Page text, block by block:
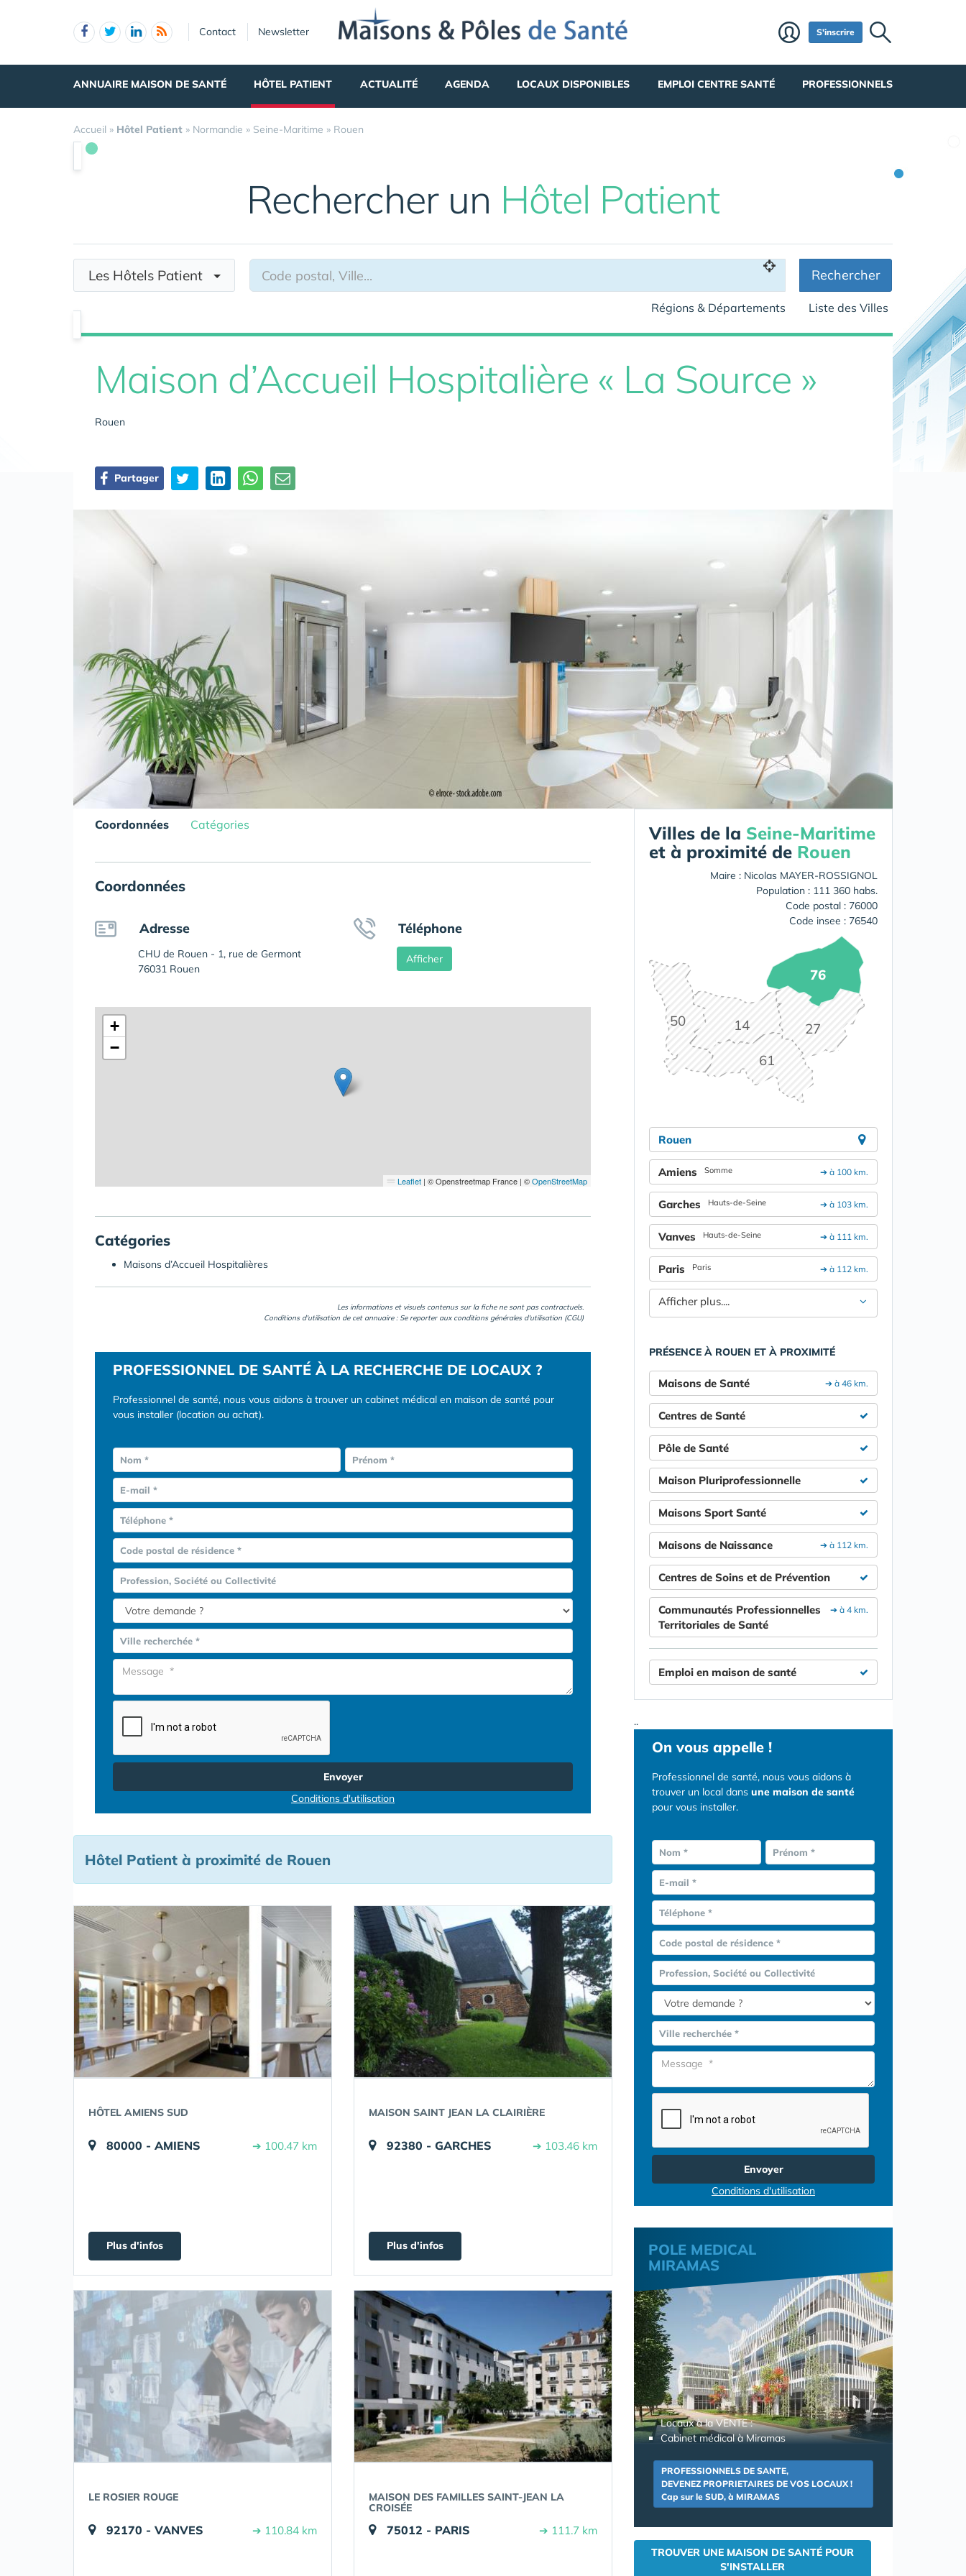
Contact Newsletter S'inscrire
ANNUAIRE MAISON DE SANTÉ HÔTEL PATIENT ACTUALITÉ AGENDA LOCAUX DISPONIBLES EMPLOI CENTRE SANTÉ PROFESSIONNELS
Accueil » Hôtel Patient » Normandie » Seine-Maritime » Rouen
Rechercher un Hôtel Patient
Les Hôtels Patient Rechercher
Régions & Départements Liste des Villes
Maison d’Accueil Hospitalière « La Source »
Rouen
Partager
Coordonnées Catégories
Coordonnées
Adresse
CHU de Rouen - 1, rue de Germont
76031 Rouen
Téléphone
Afficher
+
−
Leaflet | © Openstreetmap France | ©OpenStreetMap
Catégories
Maisons d’Accueil Hospitalières
Les informations et visuels contenus sur la fiche ne sont pas contractuels.
Conditions d'utilisation de cet annuaire : Se reporter aux conditions générales d'utilisation (CGU)
PROFESSIONNEL DE SANTÉ À LA RECHERCHE DE LOCAUX ?
Professionnel de santé, nous vous aidons à trouver un cabinet médical en maison de santé pour
vous installer (location ou achat).
Nom * Prénom *
E-mail *
Téléphone *
Code postal de résidence *
Profession, Société ou Collectivité
Ville recherchée *
Envoyer
Conditions d'utilisation
Hôtel Patient à proximité de Rouen
HÔTEL AMIENS SUD
80000 - AMIENS ➔ 100.47 km
Plus d'infos
MAISON SAINT JEAN LA CLAIRIÈRE
92380 - GARCHES ➔ 103.46 km
Plus d'infos
LE ROSIER ROUGE
92170 - VANVES ➔ 110.84 km
MAISON DES FAMILLES SAINT-JEAN LA
CROISÉE
75012 - PARIS ➔ 111.7 km
Villes de la Seine-Maritime
et à proximité de Rouen
Maire : Nicolas MAYER-ROSSIGNOL
Population : 111 360 habs.
Code postal : 76000
Code insee : 76540
14 27
50
61
76
Rouen
➔ à 100 km.
Amiens Somme
➔ à 103 km.
Garches Hauts-de-Seine
➔ à 111 km.
Vanves Hauts-de-Seine
➔ à 112 km.
Paris Paris
Afficher plus....
PRÉSENCE À ROUEN ET À PROXIMITÉ
➔ à 46 km.
Maisons de Santé
Centres de Santé
Pôle de Santé
Maison Pluriprofessionnelle
Maisons Sport Santé
➔ à 112 km.
Maisons de Naissance
Centres de Soins et de Prévention
➔ à 4 km.
Communautés Professionnelles
Territoriales de Santé
Emploi en maison de santé
..
On vous appelle !
Professionnel de santé, nous vous aidons à
trouver un local dans une maison de santé
pour vous installer.
Nom * Prénom *
E-mail *
Téléphone *
Code postal de résidence *
Profession, Société ou Collectivité
Ville recherchée *
Envoyer
Conditions d'utilisation
POLE MEDICAL
MIRAMAS
Locaux à la VENTE :
Cabinet médical à Miramas
PROFESSIONNELS DE SANTE,
DEVENEZ PROPRIETAIRES DE VOS LOCAUX !
Cap sur le SUD, à MIRAMAS
TROUVER UNE MAISON DE SANTÉ POUR
S'INSTALLER